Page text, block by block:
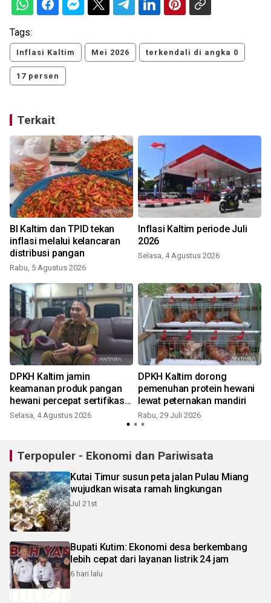
Tags:
Inflasi Kaltim Mei 2026 terkendali di angka 0
17 persen
Terkait
BI Kaltim dan TPID tekan
inflasi melalui kelancaran
distribusi pangan
Rabu, 5 Agustus 2026
Inflasi Kaltim periode Juli
2026
Selasa, 4 Agustus 2026
DPKH Kaltim jamin
keamanan produk pangan
hewani percepat sertifikasi
NKV
Selasa, 4 Agustus 2026
DPKH Kaltim dorong
pemenuhan protein hewani
lewat peternakan mandiri
Rabu, 29 Juli 2026
Terpopuler - Ekonomi dan Pariwisata
Kutai Timur susun peta jalan Pulau Miang
wujudkan wisata ramah lingkungan
Jul 21st
Bupati Kutim: Ekonomi desa berkembang
lebih cepat dari layanan listrik 24 jam
6 hari lalu